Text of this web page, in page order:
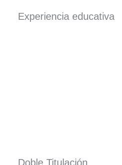
Experiencia educativa
Doble Titulación